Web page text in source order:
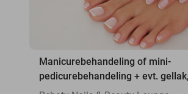
Manicurebehandeling of mini-
pedicurebehandeling + evt.
en/of BIAB